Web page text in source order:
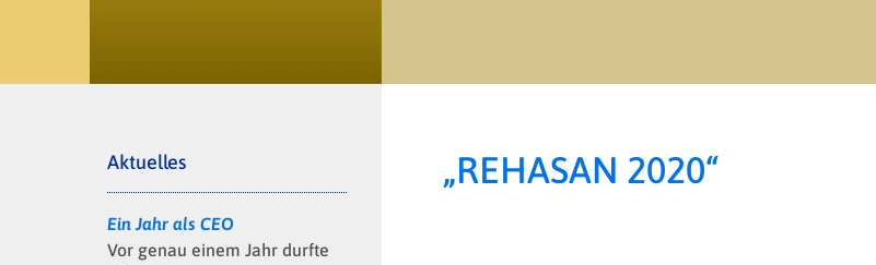
„REHASAN 2020“
Aktuelles
Ein Jahr als CEO
Vor genau einem Jahr durfte